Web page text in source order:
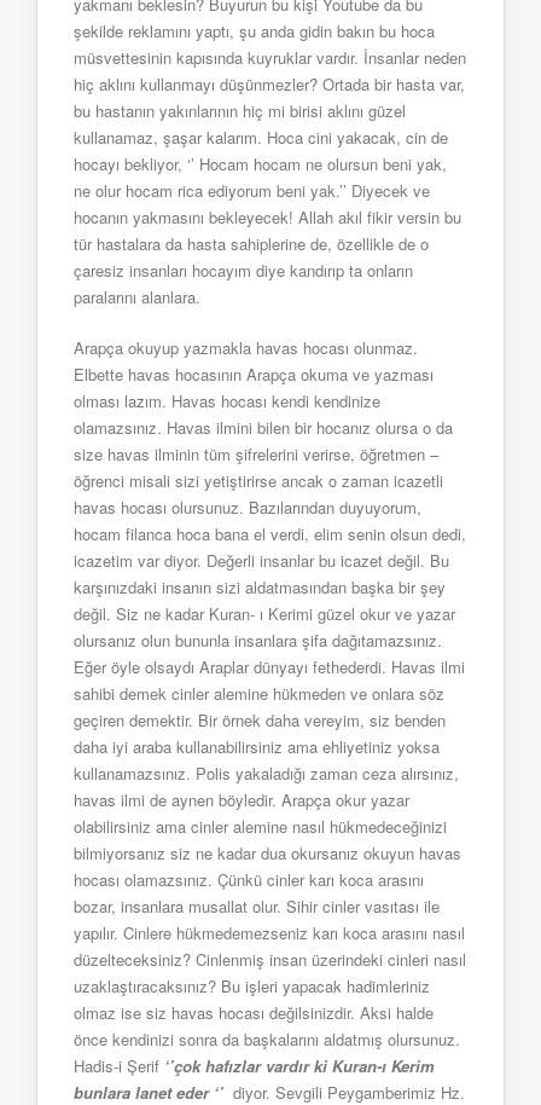
şekilde reklamını yaptı, şu anda gidin bakın bu hoca
müsvettesinin kapısında kuyruklar vardır. İnsanlar neden
hiç aklını kullanmayı düşünmezler? Ortada bir hasta var,
bu hastanın yakınlarının hiç mi birisi aklını güzel
kullanamaz, şaşar kalarım. Hoca cini yakacak, cin de
hocayı bekliyor, ‘’ Hocam hocam ne olursun beni yak,
ne olur hocam rica ediyorum beni yak.’’ Diyecek ve
hocanın yakmasını bekleyecek! Allah akıl fikir versin bu
tür hastalara da hasta sahiplerine de, özellikle de o
çaresiz insanları hocayım diye kandırıp ta onların
paralarını alanlara.
Arapça okuyup yazmakla havas hocası olunmaz.
Elbette havas hocasının Arapça okuma ve yazması
olması lazım. Havas hocası kendi kendinize
olamazsınız. Havas ilmini bilen bir hocanız olursa o da
size havas ilminin tüm şifrelerini verirse, öğretmen –
öğrenci misali sizi yetiştirirse ancak o zaman icazetli
havas hocası olursunuz. Bazılarından duyuyorum,
hocam filanca hoca bana el verdi, elim senin olsun dedi,
icazetim var diyor. Değerli insanlar bu icazet değil. Bu
karşınızdaki insanın sizi aldatmasından başka bir şey
değil. Siz ne kadar Kuran- ı Kerimi güzel okur ve yazar
olursanız olun bununla insanlara şifa dağıtamazsınız.
Eğer öyle olsaydı Araplar dünyayı fethederdi. Havas ilmi
sahibi demek cinler alemine hükmeden ve onlara söz
geçiren demektir. Bir örnek daha vereyim, siz benden
daha iyi araba kullanabilirsiniz ama ehliyetiniz yoksa
kullanamazsınız. Polis yakaladığı zaman ceza alırsınız,
havas ilmi de aynen böyledir. Arapça okur yazar
olabilirsiniz ama cinler alemine nasıl hükmedeceğinizi
bilmiyorsanız siz ne kadar dua okursanız okuyun havas
hocası olamazsınız. Çünkü cinler karı koca arasını
bozar, insanlara musallat olur. Sihir cinler vasıtası ile
yapılır. Cinlere hükmedemezseniz karı koca arasını nasıl
düzelteceksiniz? Cinlenmiş insan üzerindeki cinleri nasıl
uzaklaştıracaksınız? Bu işleri yapacak hadimleriniz
olmaz ise siz havas hocası değilsinizdir. Aksi halde
önce kendinizi sonra da başkalarını aldatmış olursunuz.
Hadis-i Şerif ‘’çok hafızlar vardır ki Kuran-ı Kerim
bunlara lanet eder ‘’ diyor. Sevgili Peygamberimiz Hz.